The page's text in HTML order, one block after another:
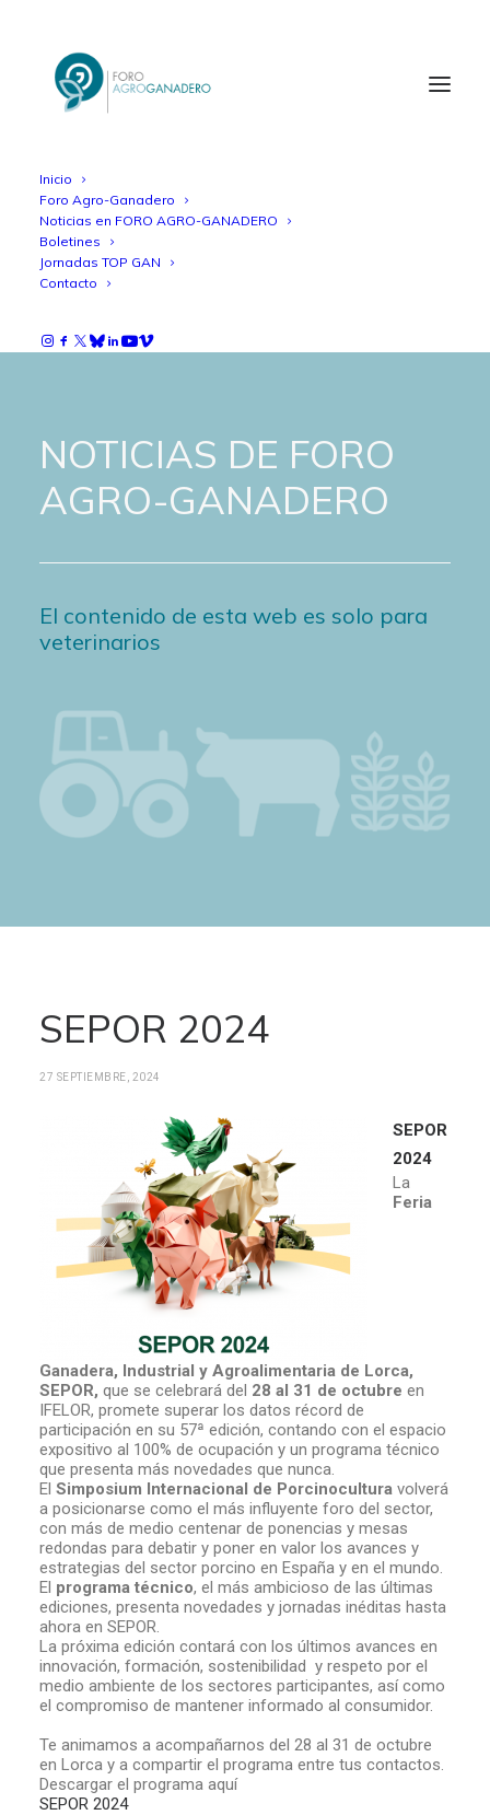
Inicio
Foro Agro-Ganadero
Noticias en FORO AGRO-GANADERO
Boletines
Jornadas TOP GAN
Contacto
NOTICIAS DE FORO
AGRO-GANADERO
El contenido de esta web es solo para
veterinarios
SEPOR 2024
27 SEPTIEMBRE, 2024
SEPOR
2024
La
Feria
Ganadera, Industrial y Agroalimentaria de Lorca,
SEPOR, que se celebrará del 28 al 31 de octubre en
IFELOR, promete superar los datos récord de
participación en su 57ª edición, contando con el espacio
expositivo al 100% de ocupación y un programa técnico
que presenta más novedades que nunca.
El Simposium Internacional de Porcinocultura volverá
a posicionarse como el más influyente foro del sector,
con más de medio centenar de ponencias y mesas
redondas para debatir y poner en valor los avances y
estrategias del sector porcino en España y en el mundo.
El programa técnico, el más ambicioso de las últimas
ediciones, presenta novedades y jornadas inéditas hasta
ahora en SEPOR.
La próxima edición contará con los últimos avances en
innovación, formación, sostenibilidad y respeto por el
medio ambiente de los sectores participantes, así como
el compromiso de mantener informado al consumidor.
Te animamos a acompañarnos del 28 al 31 de octubre
en Lorca y a compartir el programa entre tus contactos.
Descargar el programa aquí
SEPOR 2024